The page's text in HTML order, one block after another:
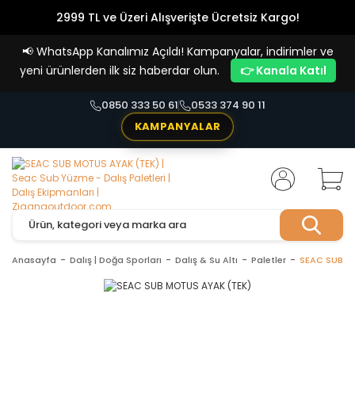
2999 TL ve Üzeri Alışverişte Ücretsiz Kargo!
Vade Farksız 4 Taksit İmkanı!
📢 WhatsApp Kanalımız Açıldı! Kampanyalar, indirimler ve
yeni ürünlerden ilk siz haberdar olun.
👉 Kanala Katıl
0850 333 50 61
0533 374 90 11
KAMPANYALAR
Anasayfa Dalış | Doğa Sporları Dalış & Su Altı Paletler SEAC SUB